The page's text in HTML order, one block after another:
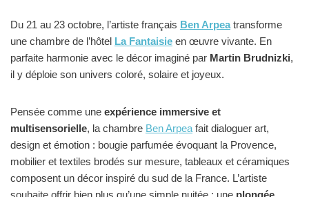
Du 21 au 23 octobre, l’artiste français Ben Arpeatransforme
une chambre de l’hôtel La Fantaisie en œuvre vivante. En
parfaite harmonie avec le décor imaginé par Martin Brudnizki,
il y déploie son univers coloré, solaire et joyeux.
Pensée comme une expérience immersive et
multisensorielle, la chambre Ben Arpea fait dialoguer art,
design et émotion : bougie parfumée évoquant la Provence,
mobilier et textiles brodés sur mesure, tableaux et céramiques
composent un décor inspiré du sud de la France. L’artiste
souhaite offrir bien plus qu’une simple nuitée : une plongée